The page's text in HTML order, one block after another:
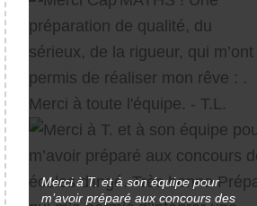
Merci à T. et à son équipe pour
m’avoir préparé aux concours des